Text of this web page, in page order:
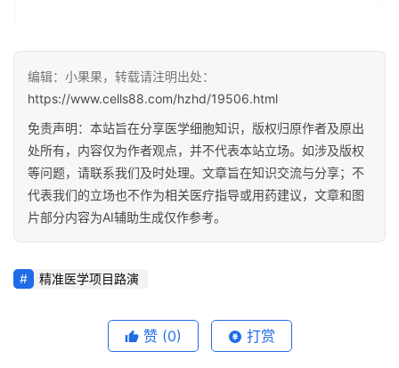
编辑：小果果，转载请注明出处：
https://www.cells88.com/hzhd/19506.html
免责声明：本站旨在分享医学细胞知识，版权归原作者及原出
处所有，内容仅为作者观点，并不代表本站立场。如涉及版权
等问题，请联系我们及时处理。文章旨在知识交流与分享；不
代表我们的立场也不作为相关医疗指导或用药建议，文章和图
片部分内容为AI辅助生成仅作参考。
精准医学项目路演
赞 (0) 打赏